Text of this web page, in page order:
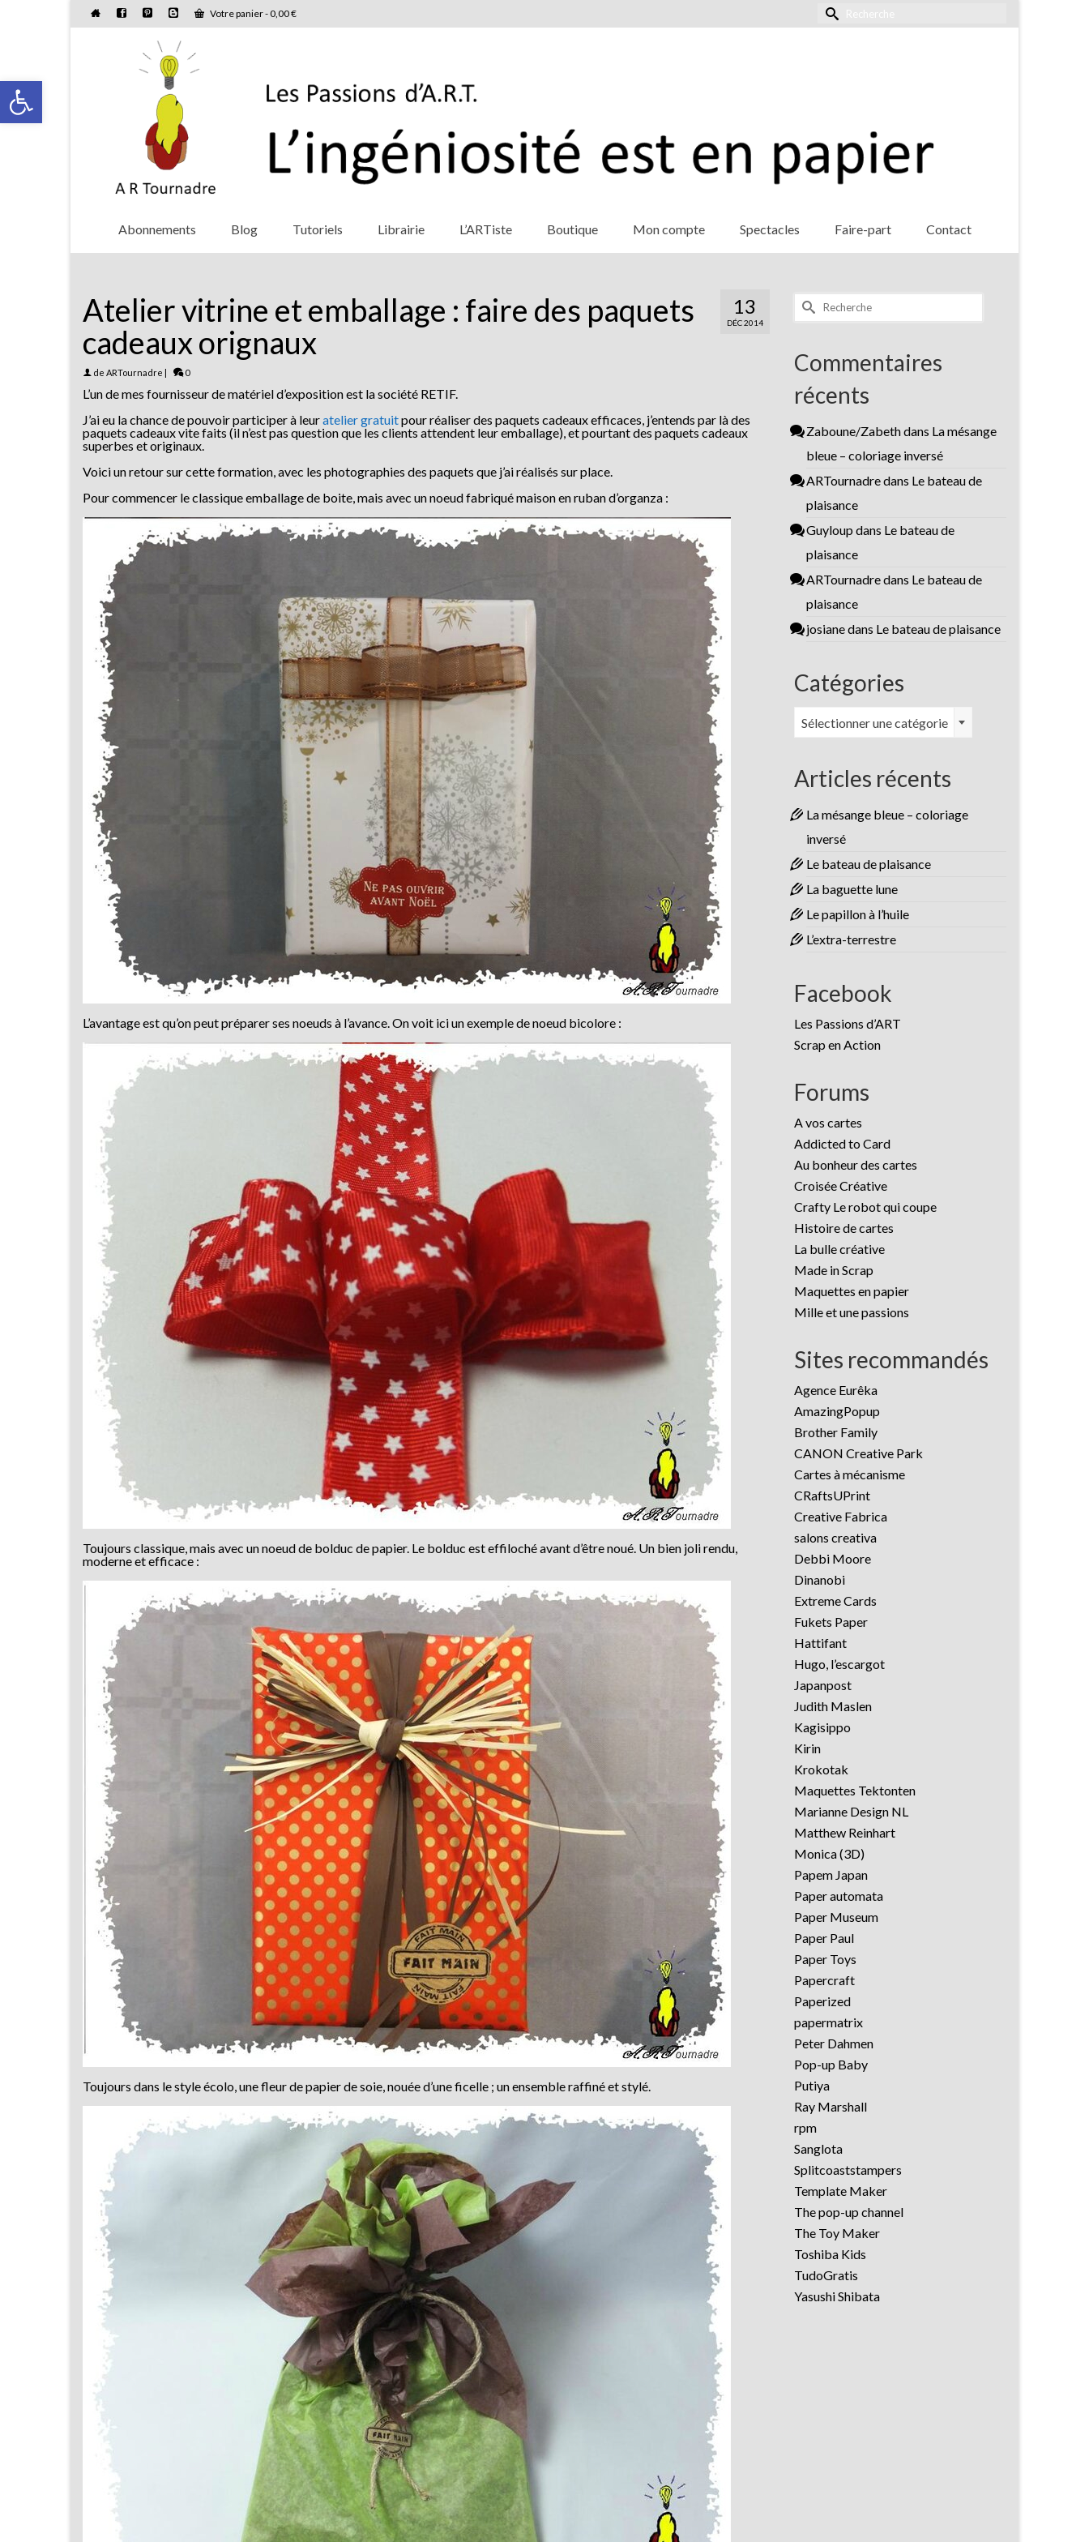
Ouvrir la barre d’outils
Votre panier-0,00€ Rechercher :
Abonnements Blog Tutoriels Librairie L’ARTiste Boutique Mon compte Spectacles Faire-part Contact
13
DÉC 2014
Atelier vitrine et emballage : faire des paquets
cadeaux orignaux
de ARTournadre | 0
L’un de mes fournisseur de matériel d’exposition est la société RETIF.
J’ai eu la chance de pouvoir participer à leuratelier gratuitpour réaliser des paquets cadeaux efficaces, j’entends par là des
paquets cadeaux vite faits (il n’est pas question que les clients attendent leur emballage), et pourtant des paquets cadeaux
superbes et originaux.
Voici un retour sur cette formation, avec les photographies des paquets que j’ai réalisés sur place.
Pour commencer le classique emballage de boite, mais avec un noeud fabriqué maison en ruban d’organza :
L’avantage est qu’on peut préparer ses noeuds à l’avance. On voit ici un exemple de noeud bicolore :
Toujours classique, mais avec un noeud de bolduc de papier. Le bolduc est effiloché avant d’être noué. Un bien joli rendu,
moderne et efficace :
Toujours dans le style écolo, une fleur de papier de soie, nouée d’une ficelle ; un ensemble raffiné et stylé.
Rechercher :
Commentaires
récents
Zaboune/Zabethdans La mésange
bleue – coloriage inversé
ARTournadredans Le bateau de
plaisance
Guyloup dans Le bateau de
plaisance
ARTournadredans Le bateau de
plaisance
josianedans Le bateau de plaisance
Catégories
Catégories
Sélectionner une catégorie
Articles récents
La mésange bleue – coloriage
inversé
Le bateau de plaisance
La baguette lune
Le papillon à l’huile
L’extra-terrestre
Facebook
Les Passions d’ART
Scrap en Action
Forums
A vos cartes
Addicted to Card
Au bonheur des cartes
Croisée Créative
Crafty Le robot qui coupe
Histoire de cartes
La bulle créative
Made in Scrap
Maquettes en papier
Mille et une passions
Sites recommandés
Agence Eurêka
AmazingPopup
Brother Family
CANON Creative Park
Cartes à mécanisme
CRaftsUPrint
Creative Fabrica
salons creativa
Debbi Moore
Dinanobi
Extreme Cards
Fukets Paper
Hattifant
Hugo, l’escargot
Japanpost
Judith Maslen
Kagisippo
Kirin
Krokotak
Maquettes Tektonten
Marianne Design NL
Matthew Reinhart
Monica (3D)
Papem Japan
Paper automata
Paper Museum
Paper Paul
Paper Toys
Papercraft
Paperized
papermatrix
Peter Dahmen
Pop-up Baby
Putiya
Ray Marshall
rpm
Sanglota
Splitcoaststampers
Template Maker
The pop-up channel
The Toy Maker
Toshiba Kids
TudoGratis
Yasushi Shibata